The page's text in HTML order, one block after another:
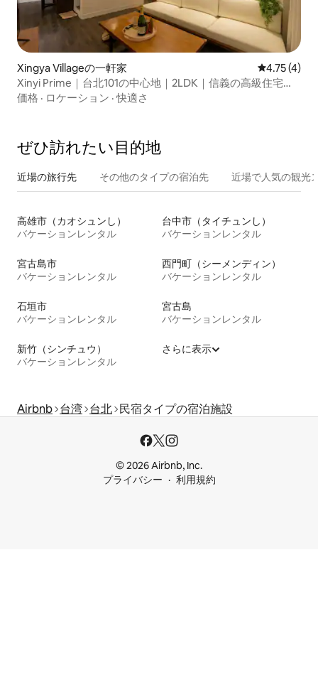
Xingya Villageの一軒家 レビュー4
4.75 (4)
Xinyi Prime｜台北101の中心地｜2LDK｜信義の高級住宅｜
101ライフサークル｜静かで快適な都会のオアシス
価格 · ロケーション ·快適さ
ぜひ訪⁠れ⁠た⁠い目⁠的⁠地
近場の旅行先 その他のタ⁠イ⁠プ⁠の宿⁠泊⁠先 近場で人気の観光
高雄市（カオシュンし）
バケーションレンタル
台中市（タイチュンし）
バケーションレンタル
宮古島市
バケーションレンタル
西門町（シーメンディン）
バケーションレンタル
石垣市
バケーションレンタル
宮古島
バケーションレンタル
新竹（シンチュウ）
バケーションレンタル
さらに表示
Airbnb 台湾 台北 民宿タイプの宿泊施設
© 2026 Airbnb, Inc.
プライバシー
利用規約